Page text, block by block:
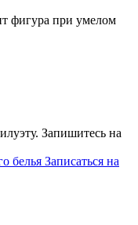
фигура при умелом
Запишитесь на
белья Записаться на